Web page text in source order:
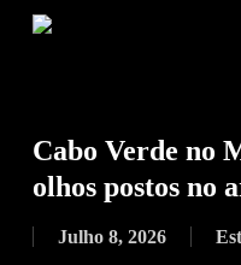
Cabo Verde no
olhos postos no
Julho 8, 2026